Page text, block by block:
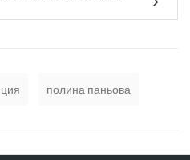
полина паньова